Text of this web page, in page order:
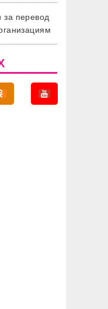
за перевод